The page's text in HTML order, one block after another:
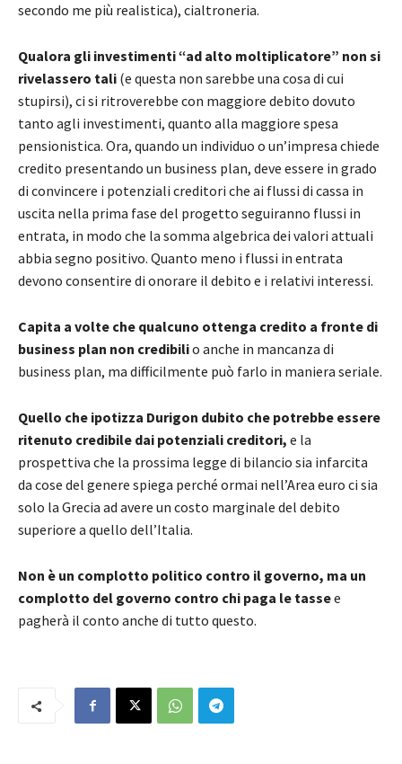
secondo me più realistica), cialtroneria.
Qualora gli investimenti “ad alto moltiplicatore” non si
rivelassero tali (e questa non sarebbe una cosa di cui
stupirsi), ci si ritroverebbe con maggiore debito dovuto
tanto agli investimenti, quanto alla maggiore spesa
pensionistica. Ora, quando un individuo o un’impresa chiede
credito presentando un business plan, deve essere in grado
di convincere i potenziali creditori che ai flussi di cassa in
uscita nella prima fase del progetto seguiranno flussi in
entrata, in modo che la somma algebrica dei valori attuali
abbia segno positivo. Quanto meno i flussi in entrata
devono consentire di onorare il debito e i relativi interessi.
Capita a volte che qualcuno ottenga credito a fronte di
business plan non credibilio anche in mancanza di
business plan, ma difficilmente può farlo in maniera seriale.
Quello che ipotizza Durigon dubito che potrebbe essere
ritenuto credibile dai potenziali creditori, e la
prospettiva che la prossima legge di bilancio sia infarcita
da cose del genere spiega perché ormai nell’Area euro ci sia
solo la Grecia ad avere un costo marginale del debito
superiore a quello dell’Italia.
Non è un complotto politico contro il governo, ma un
complotto del governo contro chi paga le tassee
pagherà il conto anche di tutto questo.